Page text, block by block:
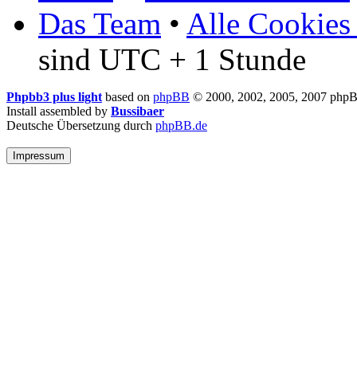
Das Team • Alle Cookies
sind UTC + 1 Stunde
Phpbb3 plus light based on phpBB © 2000, 2002, 2005, 2007
Install assembled by Bussibaer
Deutsche Übersetzung durch phpBB.de